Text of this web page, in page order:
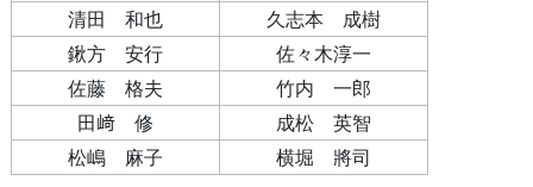
清田 和也
久志本 成樹
鍬方 安行
佐々木淳一
佐藤 格夫
竹内 一郎
田﨑 修
成松 英智
松嶋 麻子
横堀 將司